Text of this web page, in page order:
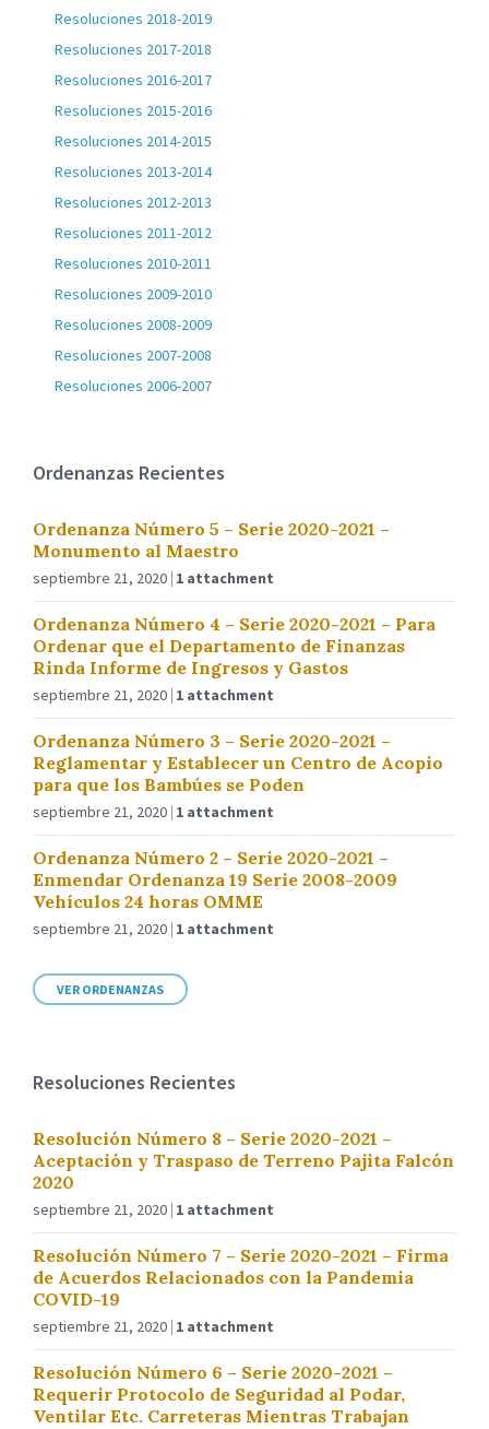
Resoluciones 2018-2019
Resoluciones 2017-2018
Resoluciones 2016-2017
Resoluciones 2015-2016
Resoluciones 2014-2015
Resoluciones 2013-2014
Resoluciones 2012-2013
Resoluciones 2011-2012
Resoluciones 2010-2011
Resoluciones 2009-2010
Resoluciones 2008-2009
Resoluciones 2007-2008
Resoluciones 2006-2007
Ordenanzas Recientes
Ordenanza Número 5 – Serie 2020-2021 –
Monumento al Maestro
septiembre 21, 2020 1 attachment
Ordenanza Número 4 – Serie 2020-2021 – Para
Ordenar que el Departamento de Finanzas
Rinda Informe de Ingresos y Gastos
septiembre 21, 2020 1 attachment
Ordenanza Número 3 – Serie 2020-2021 –
Reglamentar y Establecer un Centro de Acopio
para que los Bambúes se Poden
septiembre 21, 2020 1 attachment
Ordenanza Número 2 – Serie 2020-2021 –
Enmendar Ordenanza 19 Serie 2008-2009
Vehículos 24 horas OMME
septiembre 21, 2020 1 attachment
VER ORDENANZAS
Resoluciones Recientes
Resolución Número 8 – Serie 2020-2021 –
Aceptación y Traspaso de Terreno Pajita Falcón
2020
septiembre 21, 2020 1 attachment
Resolución Número 7 – Serie 2020-2021 – Firma
de Acuerdos Relacionados con la Pandemia
COVID-19
septiembre 21, 2020 1 attachment
Resolución Número 6 – Serie 2020-2021 –
Requerir Protocolo de Seguridad al Podar,
Ventilar Etc. Carreteras Mientras Trabajan